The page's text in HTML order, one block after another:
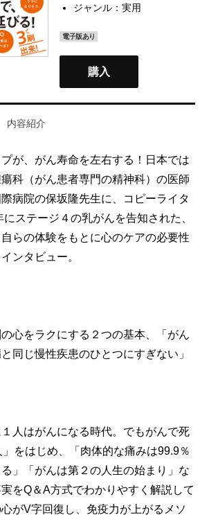
ジャンル：実用
電子版あり
購入
内容紹介
が、がん寿命を左右する！日本では
科（がん患者専門の精神科）の医師
病院の保坂隆先生に、コピーライタ
ステージ４の乳がんを告知された、
らの体験をもとに心のケアの必要性
ンタビュー。
心をラクにする２つの基本、「がん
同じ慢性疾患のひとつにすぎない」
１人はがんになる時代。でもがんで死
をはじめ、「肉体的な痛みは99.9％
」「がんは第２の人生の始まり」な
をQ＆A方式でわかりやすく解説して
がV字回復し、免疫力が上がるメソ